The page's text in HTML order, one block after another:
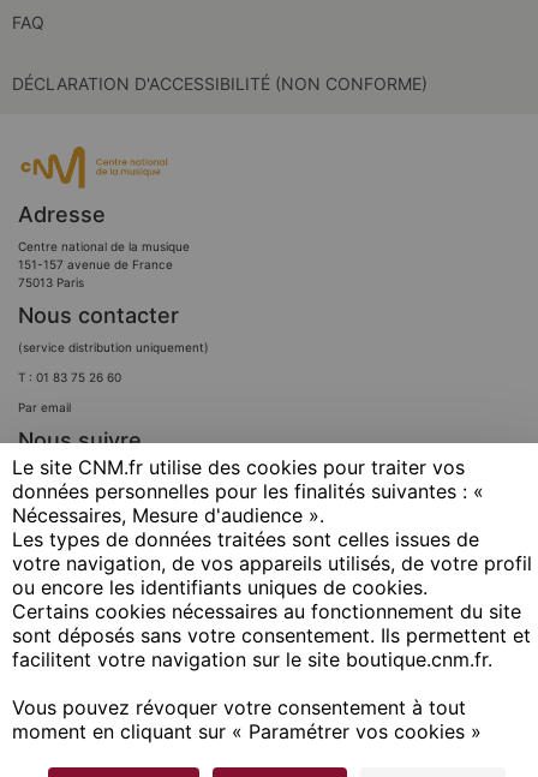
Le site CNM.fr utilise des cookies pour traiter vos
données personnelles pour les finalités suivantes : «
Nécessaires, Mesure d'audience ». ​
Les types de données traitées sont celles issues de
votre navigation, de vos appareils utilisés, de votre profil
ou encore les identifiants uniques de cookies. ​
Certains cookies nécessaires au fonctionnement du site
sont déposés sans votre consentement. Ils permettent et
facilitent votre navigation sur le site boutique.cnm.fr. ​
Vous pouvez révoquer votre consentement à tout
moment en cliquant sur « Paramétrer vos cookies »
FAQ
DÉCLARATION D'ACCESSIBILITÉ (NON CONFORME)
Adresse
Centre national de la musique
151-157 avenue de France
75013 Paris
Nous contacter
(service distribution uniquement)
T : 01 83 75 26 60
Par email
Nous suivre